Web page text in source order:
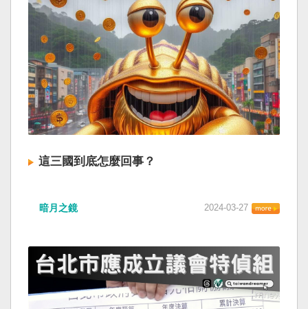
這三國到底怎麼回事？
暗月之鏡 2024-03-27